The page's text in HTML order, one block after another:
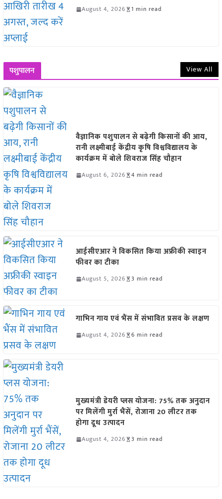
August 4, 2026 1 min read
पशुपालन View All
वैज्ञानिक पशुपालन से बढ़ेगी किसानों की आय,
रानी लक्ष्मीबाई केंद्रीय कृषि विश्वविद्यालय के
कार्यक्रम में बोले शिवराज सिंह चौहान
August 6, 2026 4 min read
आईसीएआर ने विकसित किया अफ्रीकी स्वाइन
फीवर का टीका
August 5, 2026 3 min read
गाभिन गाय एवं भैंस में संभावित प्रसव के लक्षण
August 4, 2026 6 min read
मुख्यमंत्री डेयरी प्लस योजना: 75% तक अनुदान
पर मिलेंगी मुर्रा भैंसें, रोजाना 20 लीटर तक
होगा दूध उत्पादन
August 4, 2026 3 min read